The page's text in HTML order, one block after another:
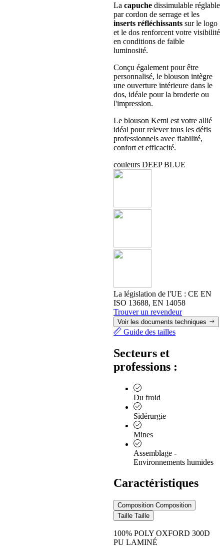
La capuche dissimulable réglable
par cordon de serrage et les
inserts réfléchissants sur le logo
et le dos renforcent votre visibilité
en conditions de faible
luminosité.
Conçu également pour être
personnalisé, le blouson intègre
une ouverture intérieure dans le
dos, idéale pour la broderie ou
l'impression.
Le blouson Kemi est votre allié
idéal pour relever tous les défis
professionnels avec fiabilité,
confort et efficacité.
couleurs DEEP BLUE
La législation de l'UE : CE EN
ISO 13688, EN 14058
Trouver un revendeur
Voir les documents techniques
Guide des tailles
Secteurs et
professions :
Du froid
Sidérurgie
Mines
Assemblage -
Environnements humides
Caractéristiques
Composition Composition
Taille Taille
100% POLY OXFORD 300D
PU LAMINÉ